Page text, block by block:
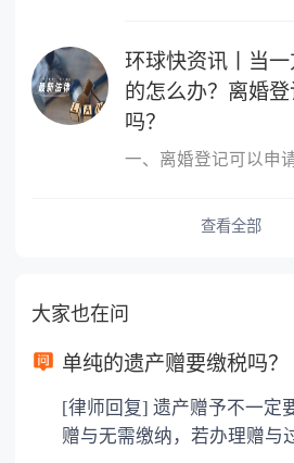
环球快资讯丨当
的怎么办？离婚
吗？
查看全部
大家也在问
单纯的遗产赠要缴税吗？
[律师回复] 遗产赠予不一定要缴税。单纯的遗产
赠与无需缴纳，若办理赠与